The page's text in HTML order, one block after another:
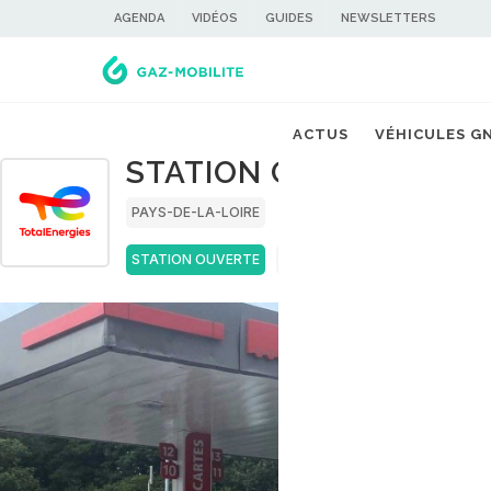
AGENDA VIDÉOS GUIDES NEWSLETTERS
ACTUS VÉHICULES
STATION GNV
PAYS-DE-LA-LOIRE
STATION OUVERTE